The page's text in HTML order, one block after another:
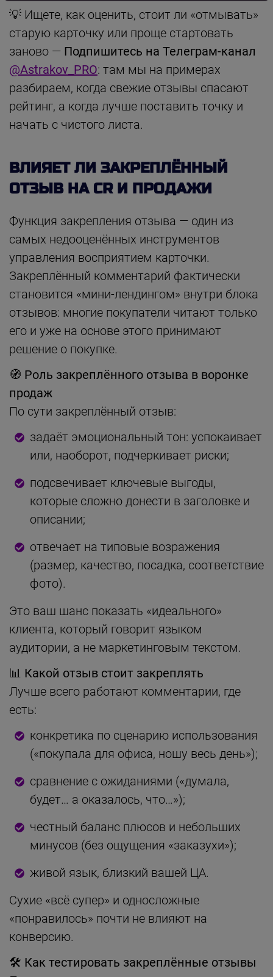
💡 Ищете, как оценить, стоит ли «отмывать»
старую карточку или проще стартовать
заново — Подпишитесь на Телеграм-канал
@Astrakov_PRO: там мы на примерах
разбираем, когда свежие отзывы спасают
рейтинг, а когда лучше поставить точку и
начать с чистого листа.
ВЛИЯЕТ ЛИ ЗАКРЕПЛЁННЫЙ
ОТЗЫВ НА CR И ПРОДАЖИ
Функция закрепления отзыва — один из
самых недооценённых инструментов
управления восприятием карточки.
Закреплённый комментарий фактически
становится «мини-лендингом» внутри блока
отзывов: многие покупатели читают только
его и уже на основе этого принимают
решение о покупке.
🧭 Роль закреплённого отзыва в воронке
продаж
По сути закреплённый отзыв:
задаёт эмоциональный тон: успокаивает
или, наоборот, подчеркивает риски;
подсвечивает ключевые выгоды,
которые сложно донести в заголовке и
описании;
отвечает на типовые возражения
(размер, качество, посадка, соответствие
фото).
Это ваш шанс показать «идеального»
клиента, который говорит языком
аудитории, а не маркетинговым текстом.
📊 Какой отзыв стоит закреплять
Лучше всего работают комментарии, где
есть:
конкретика по сценарию использования
(«покупала для офиса, ношу весь день»);
сравнение с ожиданиями («думала,
будет… а оказалось, что…»);
честный баланс плюсов и небольших
минусов (без ощущения «заказухи»);
живой язык, близкий вашей ЦА.
Сухие «всё супер» и односложные
«понравилось» почти не влияют на
конверсию.
🛠 Как тестировать закреплённые отзывы